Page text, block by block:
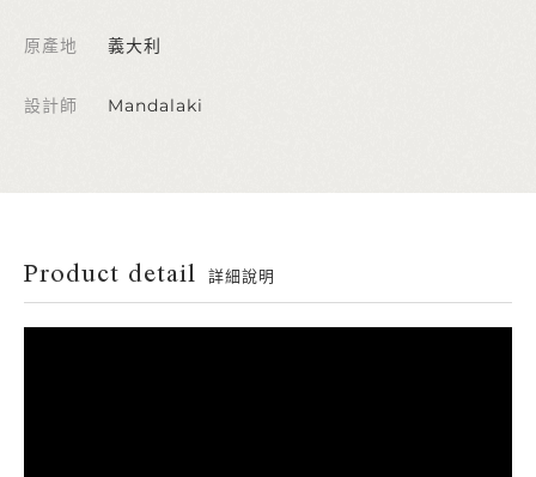
原產地 義大利
設計師 Mandalaki
Product detail 詳細說明